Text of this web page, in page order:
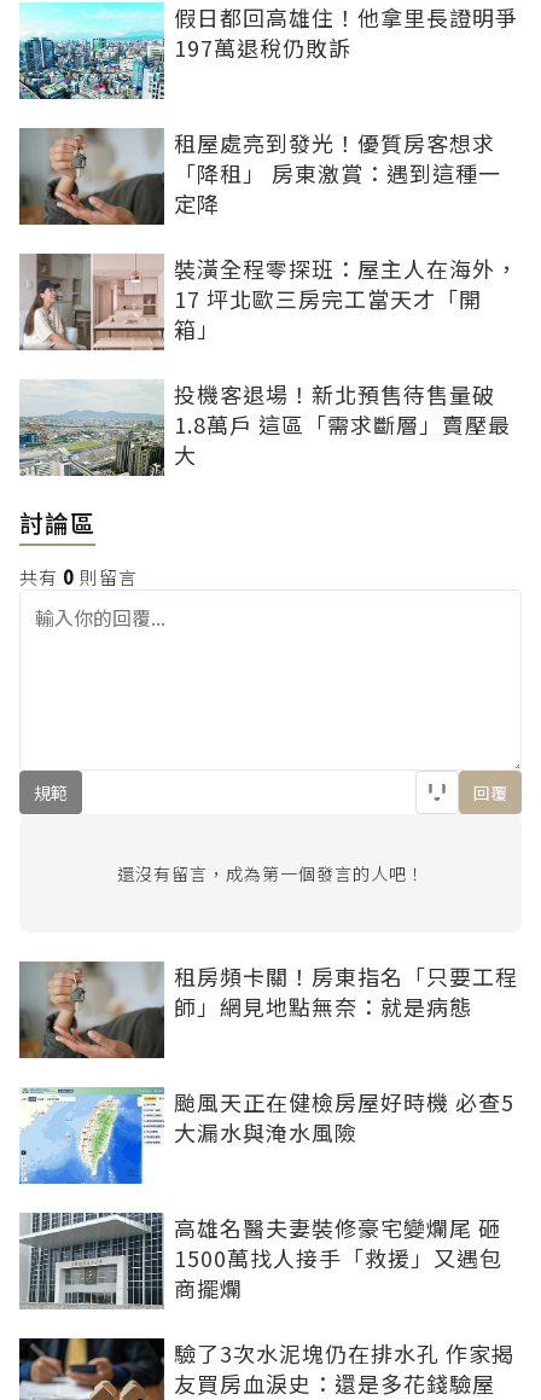
假日都回高雄住！他拿里長證明爭
197萬退稅仍敗訴
租屋處亮到發光！優質房客想求
「降租」 房東激賞：遇到這種一
定降
裝潢全程零探班：屋主人在海外，
17 坪北歐三房完工當天才「開
箱」
投機客退場！新北預售待售量破
1.8萬戶 這區「需求斷層」賣壓最
大
討論區
共有 0 則留言
規範 回覆
還沒有留言，成為第一個發言的人吧！
租房頻卡關！房東指名「只要工程
師」網見地點無奈：就是病態
颱風天正在健檢房屋好時機 必查5
大漏水與淹水風險
高雄名醫夫妻裝修豪宅變爛尾 砸
1500萬找人接手「救援」又遇包
商擺爛
驗了3次水泥塊仍在排水孔 作家揭
友買房血淚史：還是多花錢驗屋